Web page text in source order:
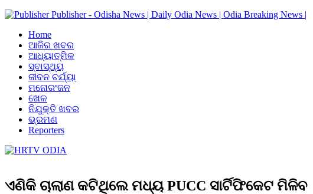
Publisher - Odisha News | Daily Odia News | Odia Breaking News |
Home
ଆଜିର ଖବର
ଆଧ୍ୟାତ୍ମିକ
ସ୍ବାସ୍ଥ୍ୟ
ଜୀବନ ଚର୍ଯ୍ୟା
ମନୋରଂଜନ
ଖେଳ
ନିଯୁକ୍ତି ଖବର
ଭ୍ରମଣ
Reporters
ଏଣିକି ଚାଲାଣ କଟିଥିଲେ ମଧ୍ୟ PUCC ସାର୍ଟିଫିକେଟ ମିଳିବ